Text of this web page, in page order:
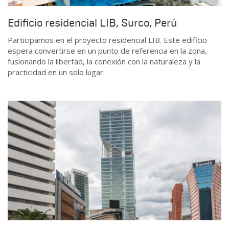
Edificio residencial LIB, Surco, Perú
Participamos en el proyecto residencial LIB. Este edificio
espera convertirse en un punto de referencia en la zona,
fusionando la libertad, la conexión con la naturaleza y la
practicidad en un solo lugar.